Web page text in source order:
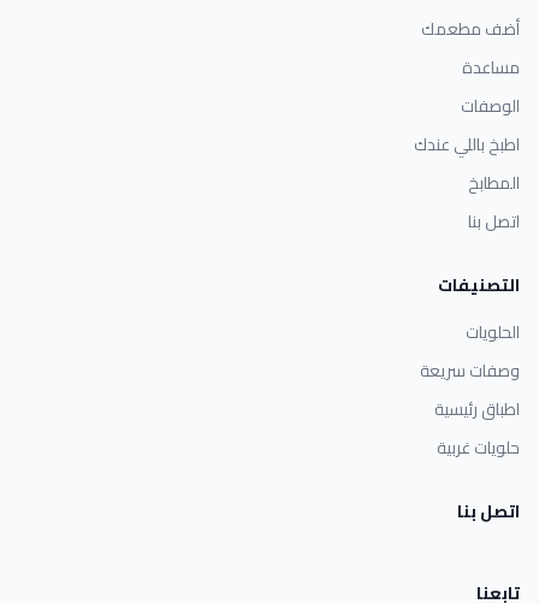
أضف مطعمك
مساعدة
الوصفات
اطبخ باللي عندك
المطابخ
اتصل بنا
التصنيفات
الحلويات
وصفات سريعة
اطباق رئيسية
حلويات غربية
اتصل بنا
تابعنا